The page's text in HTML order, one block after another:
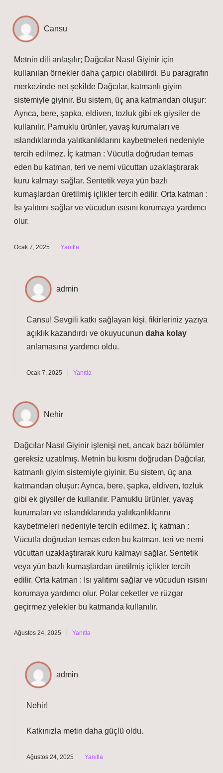
Cansu
Metnin dili anlaşılır; Dağcılar Nasıl Giyinir için
kullanılan örnekler daha çarpıcı olabilirdi. Bu paragrafın
merkezinde net şekilde Dağcılar, katmanlı giyim
sistemiyle giyinir. Bu sistem, üç ana katmandan oluşur:
Ayrıca, bere, şapka, eldiven, tozluk gibi ek giysiler de
kullanılır. Pamuklu ürünler, yavaş kurumaları ve
ıslandıklarında yalıtkanlıklarını kaybetmeleri nedeniyle
tercih edilmez. İç katman : Vücutla doğrudan temas
eden bu katman, teri ve nemi vücuttan uzaklaştırarak
kuru kalmayı sağlar. Sentetik veya yün bazlı
kumaşlardan üretilmiş içlikler tercih edilir. Orta katman :
Isı yalıtımı sağlar ve vücudun ısısını korumaya yardımcı
olur.
Ocak 7, 2025 Yanıtla
admin
Cansu! Sevgili katkı sağlayan kişi, fikirleriniz yazıya
açıklık kazandırdı ve okuyucunun daha kolay
anlamasına yardımcı oldu.
Ocak 7, 2025 Yanıtla
Nehir
Dağcılar Nasıl Giyinir işlenişi net, ancak bazı bölümler
gereksiz uzatılmış. Metnin bu kısmı doğrudan Dağcılar,
katmanlı giyim sistemiyle giyinir. Bu sistem, üç ana
katmandan oluşur: Ayrıca, bere, şapka, eldiven, tozluk
gibi ek giysiler de kullanılır. Pamuklu ürünler, yavaş
kurumaları ve ıslandıklarında yalıtkanlıklarını
kaybetmeleri nedeniyle tercih edilmez. İç katman :
Vücutla doğrudan temas eden bu katman, teri ve nemi
vücuttan uzaklaştırarak kuru kalmayı sağlar. Sentetik
veya yün bazlı kumaşlardan üretilmiş içlikler tercih
edilir. Orta katman : Isı yalıtımı sağlar ve vücudun ısısını
korumaya yardımcı olur. Polar ceketler ve rüzgar
geçirmez yelekler bu katmanda kullanılır.
Ağustos 24, 2025 Yanıtla
admin
Nehir!
Katkınızla metin daha güçlü oldu.
Ağustos 24, 2025 Yanıtla